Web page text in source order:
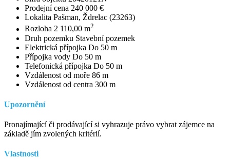
Prodejní cena 240 000 €
Lokalita Pašman, Ždrelac (23263)
Rozloha 2 110,00 m2
Druh pozemku Stavební pozemek
Elektrická přípojka Do 50 m
Přípojka vody Do 50 m
Telefonická přípojka Do 50 m
Vzdálenost od moře 86 m
Vzdálenost od centra 300 m
Upozornění
Pronajímající či prodávající si vyhrazuje právo vybrat zájemce na
základě jím zvolených kritérií.
Vlastnosti